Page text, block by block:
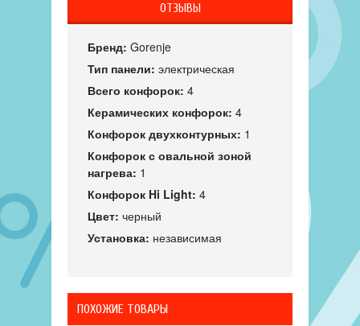
ОТЗЫВЫ
Бренд: Gorenje
Тип панели: электрическая
Всего конфорок: 4
Керамических конфорок: 4
Конфорок двухконтурных: 1
Конфорок с овальной зоной
нагрева: 1
Конфорок Hi Light: 4
Цвет: черный
Установка: независимая
ПОХОЖИЕ ТОВАРЫ